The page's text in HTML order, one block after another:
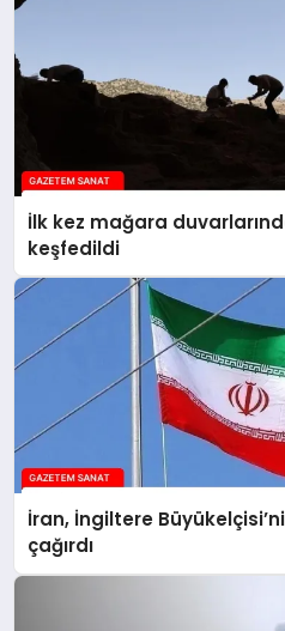
İlk kez mağara
keşfedildi
İran, İngiltere Büyükelçisi’ni
çağırdı